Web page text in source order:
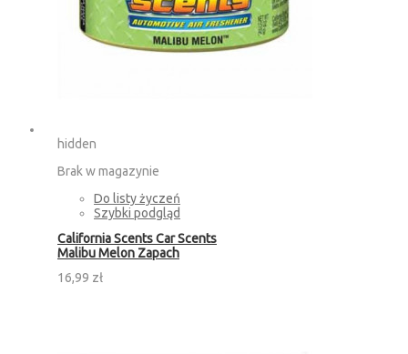
hidden
Brak w magazynie
Do listy życzeń
Szybki podgląd
California Scents Car Scents
Malibu Melon Zapach
16,99 zł